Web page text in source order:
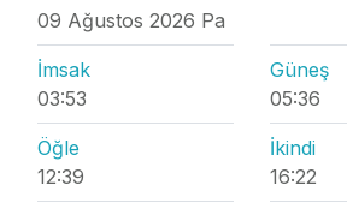
09 Ağustos 2026 Pa
İmsak
03:53
Güneş
05:36
Öğle
12:39
İkindi
16:22